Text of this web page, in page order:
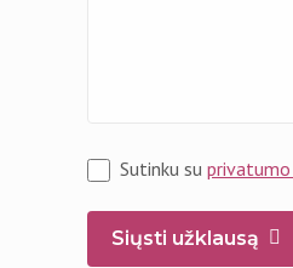
Sutinku su
Siųsti užklausą